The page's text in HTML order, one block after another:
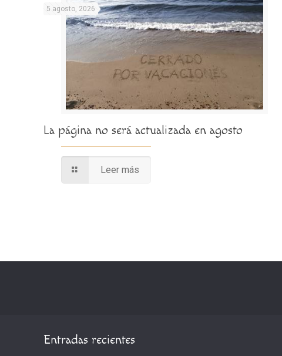
5 agosto, 2026
La página no será actualizada en agosto
Leer más
Entradas recientes